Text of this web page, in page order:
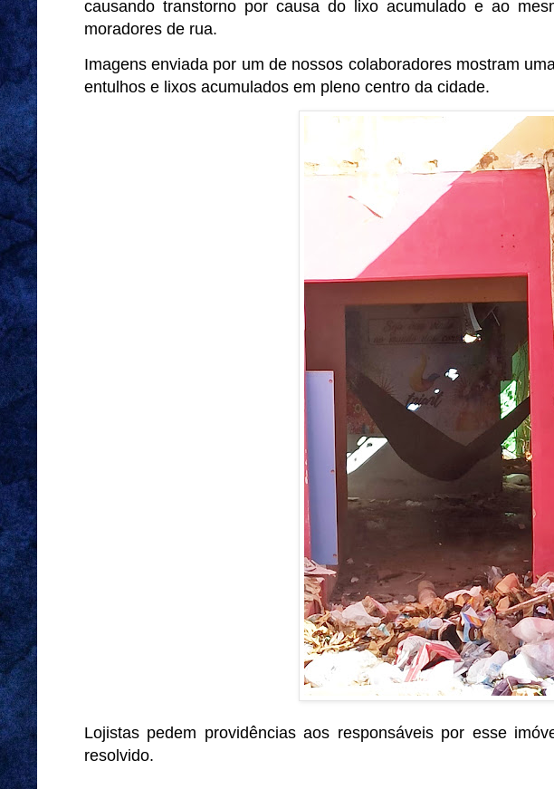
causando transtorno por causa do lixo acumulado e ao
moradores de rua.
Imagens enviada por um de nossos colaboradores mostram
entulhos e lixos acumulados em pleno centro da cidade.
Lojistas pedem providências aos responsáveis por esse
resolvido.